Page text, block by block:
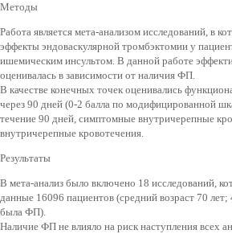
Методы
Работа является мета-анализом исследований, в
эффекты эндоваскулярной тромбэктомии у
ишемическим инсультом. В данной работе
оценивалась в зависимости от наличия ФП.
В качестве конечных точек оценивались
через 90 дней (0-2 балла по модифицированной
течение 90 дней, симптомные внутричерепные
внутричерепные кровотечения.
Результаты
В мета-анализ было включено 18 исследований,
данные 16096 пациентов (средний возраст 70
была ФП).
Наличие ФП не влияло на риск наступления всех